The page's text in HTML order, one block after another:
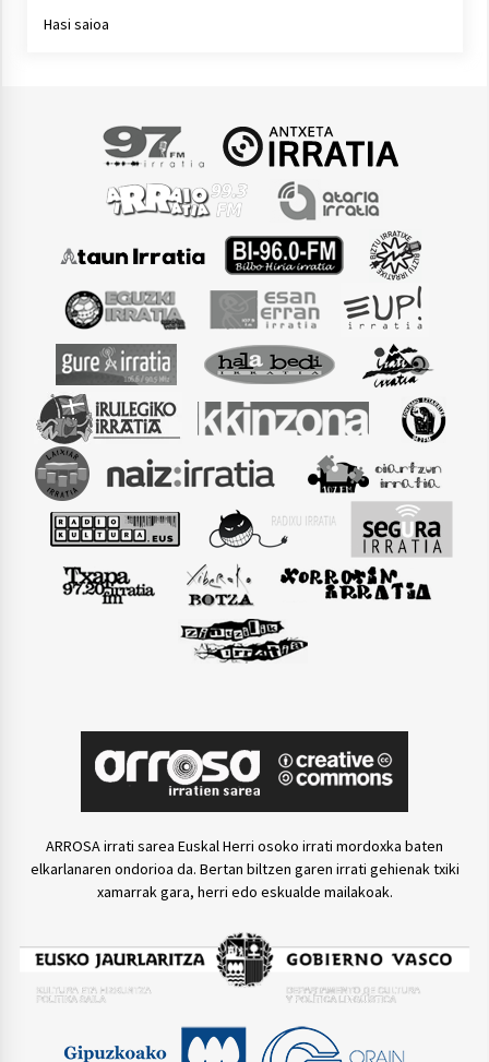
Hasi saioa
ARROSA irrati sarea Euskal Herri osoko irrati mordoxka baten
elkarlanaren ondorioa da. Bertan biltzen garen irrati gehienak txiki
xamarrak gara, herri edo eskualde mailakoak.